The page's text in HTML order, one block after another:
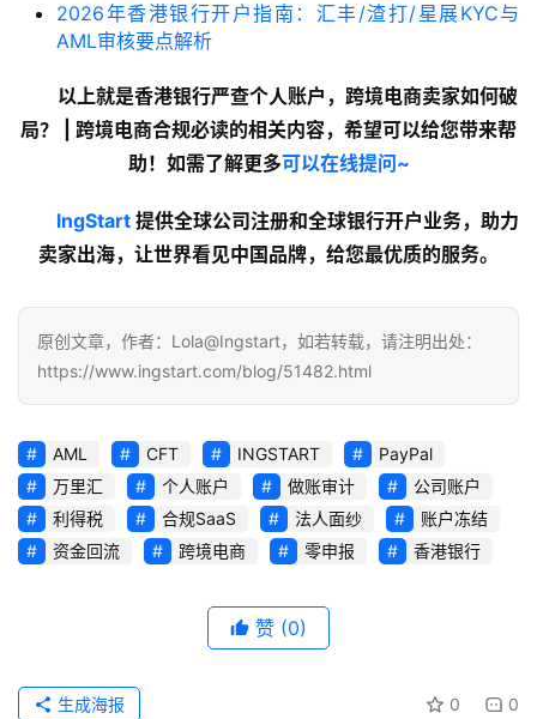
2026年香港银行开户指南：汇丰/渣打/星展KYC与
AML审核要点解析
以上就是香港银行严查个人账户，跨境电商卖家如何破
局？ | 跨境电商合规必读的相关内容，希望可以给您带来帮
助！如需了解更多可以在线提问~
lngStart 提供全球公司注册和全球银行开户业务，助力
卖家出海，让世界看见中国品牌，给您最优质的服务。
原创文章，作者：Lola@Ingstart，如若转载，请注明出处：
https://www.ingstart.com/blog/51482.html
AML CFT INGSTART
PayPal
万里汇
个人账户 做账审计
公司账户
利得税
合规SaaS 法人面纱
账户冻结
资金回流
跨境电商 零申报 香港银行
赞 (0)
0 0
生成海报